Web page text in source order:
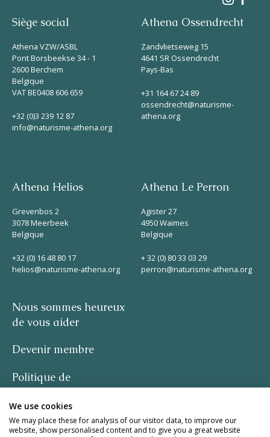
Siège social
Athena VZW/ASBL
Pont Borsbeekse 34 - 1
2600 Berchem
Belgique
VAT BE0408 606 659
+32 (0)3 239 12 87
info@naturisme-athena.org
Athena Ossendrecht
Zandvlietseweg 15
4641 SR Ossendrecht
Pays-Bas
+31 164 67 24 89
ossendrecht@naturisme-
athena.org
Athena Helios
Grevenbos 2
3078 Meerbeek
Belgique
+32 (0) 16 48 80 17
helios@naturisme-athena.org
Athena Le Perron
Agister 27
4950 Waimes
Belgique
+ 32 (0) 80 33 03 29
perron@naturisme-athena.org
Nous sommes heureux
de vous aider
Devenir membre
Politique de
-
We use cookies
We may place these for analysis of our visitor data, to improve our
website, show personalised content and to give you a great website